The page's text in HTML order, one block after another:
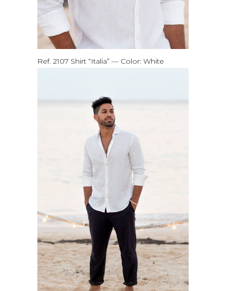
Ref. 2107 Shirt “Italia” — Color: White